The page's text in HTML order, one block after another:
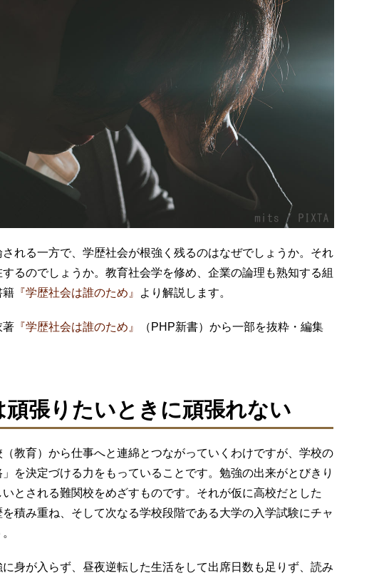
れる一方で、学歴社会が根強く残るのはなぜでしょうか。それ
るのでしょうか。教育社会学を修め、企業の論理も熟知する組
籍 『学歴社会は誰のため』 より解説します。
著 『学歴社会は誰のため』
（PHP新書）から一部を抜粋・編集
頑張りたいときに頑張れない
教育）から仕事へと連綿とつながっていくわけですが、学校の
を決定づける力をもっていることです。勉強の出来がとびきり
とされる難関校をめざすものです。それが仮に高校だとした
積み重ね、そして次なる学校段階である大学の入学試験にチャ
身が入らず、昼夜逆転した生活をして出席日数も足りず、読み